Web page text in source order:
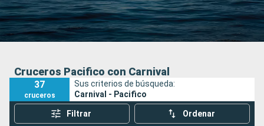
Buscar
Cruceros Pacifico con Carnival
37
cruceros
Sus criterios de búsqueda:
Carnival - Pacifico
Filtrar Ordenar